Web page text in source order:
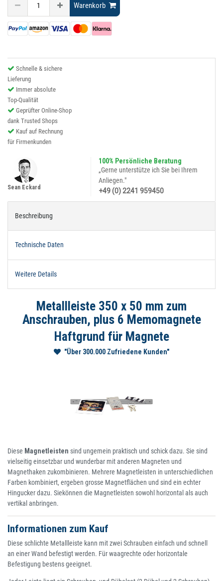
Warenkorb
Schnelle & sichere
Lieferung
Immer absolute
Top-Qualität
Geprüfter Online-Shop
dank Trusted Shops
Kauf auf Rechnung
für Firmenkunden
100% Persönliche Beratung
„Gerne unterstütze ich Sie bei Ihrem
Anliegen."
+49 (0) 2241 959450
Sean Eckard
Beschreibung
Technische Daten
Weitere Details
Metallleiste 350 x 50 mm zum
Anschrauben, plus 6 Memomagnete
Haftgrund für Magnete
"Über 300.000 Zufriedene Kunden"
Diese Magnetleisten sind ungemein praktisch und schick dazu. Sie sind
vielseitig einsetzbar und wunderbar mit anderen Magneten und
Magnethaken zukombinieren. Mehrere Magnetleisten in unterschiedlichen
Farben kombiniert, ergeben grosse Magnetflächen und sind ein echter
Hingucker dazu. Siekönnen die Magnetleisten sowohl horizontal als auch
vertikal anbringen.
Informationen zum Kauf
Diese schlichte Metallleiste kann mit zwei Schrauben einfach und schnell
an einer Wand befestigt werden. Für waagrechte oder horizontale
Befestigung bestens geeignet.